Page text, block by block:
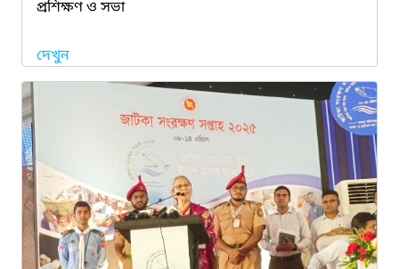
প্রশিক্ষণ ও সভা
দেখুন